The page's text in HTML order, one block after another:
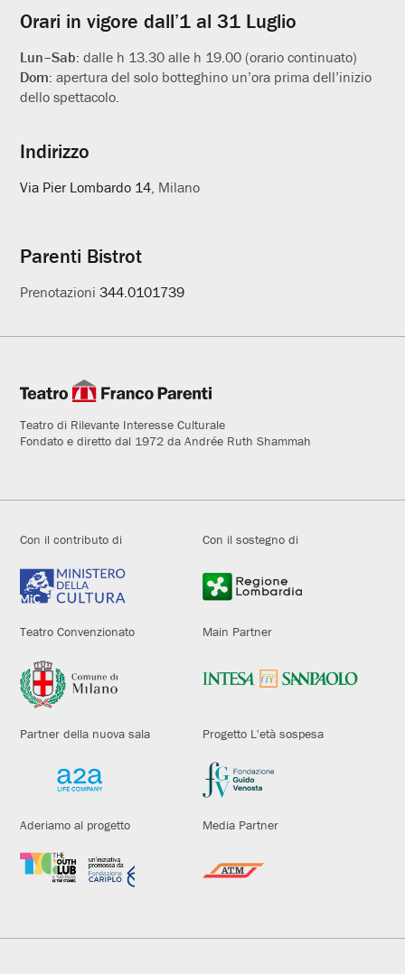
Orari in vigore dall’1 al 31 Luglio
Lun–Sab:dalle h 13.30 alle h 19.00 (orario continuato)
Dom:apertura del solo botteghino un’ora prima dell’inizio
dello spettacolo.
Indirizzo
Via Pier Lombardo 14 , Milano
Parenti Bistrot
Prenotazioni344.0101739
Teatro di Rilevante Interesse Culturale
Fondato e diretto dal 1972 da Andrée Ruth Shammah
Con il contributo di Con il sostegno di
Teatro Convenzionato Main Partner
Partner della nuova sala Progetto L'età sospesa
Aderiamo al progetto Media Partner